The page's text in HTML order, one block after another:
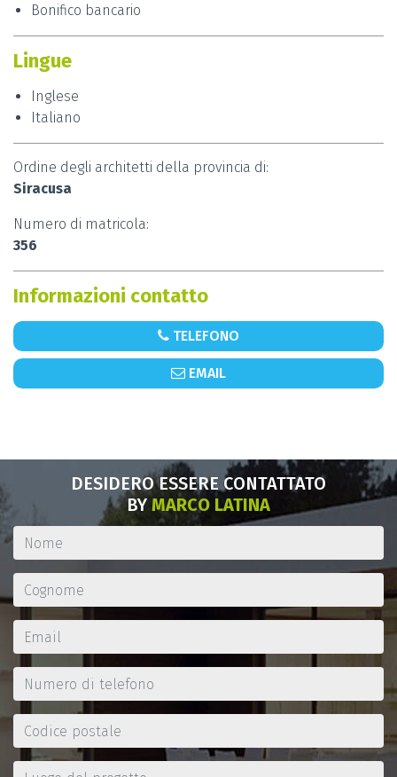
Bonifico bancario
Lingue
Inglese
Italiano
Ordine degli architetti della provincia di:
Siracusa
Numero di matricola:
356
Informazioni contatto
TELEFONO
EMAIL
DESIDERO ESSERE CONTATTATO
BY MARCO LATINA